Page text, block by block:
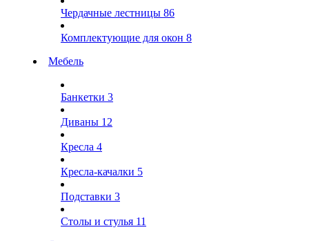
Чердачные лестницы 86
Комплектующие для окон 8
Мебель
Банкетки 3
Диваны 12
Кресла 4
Кресла-качалки 5
Подставки 3
Столы и стулья 11